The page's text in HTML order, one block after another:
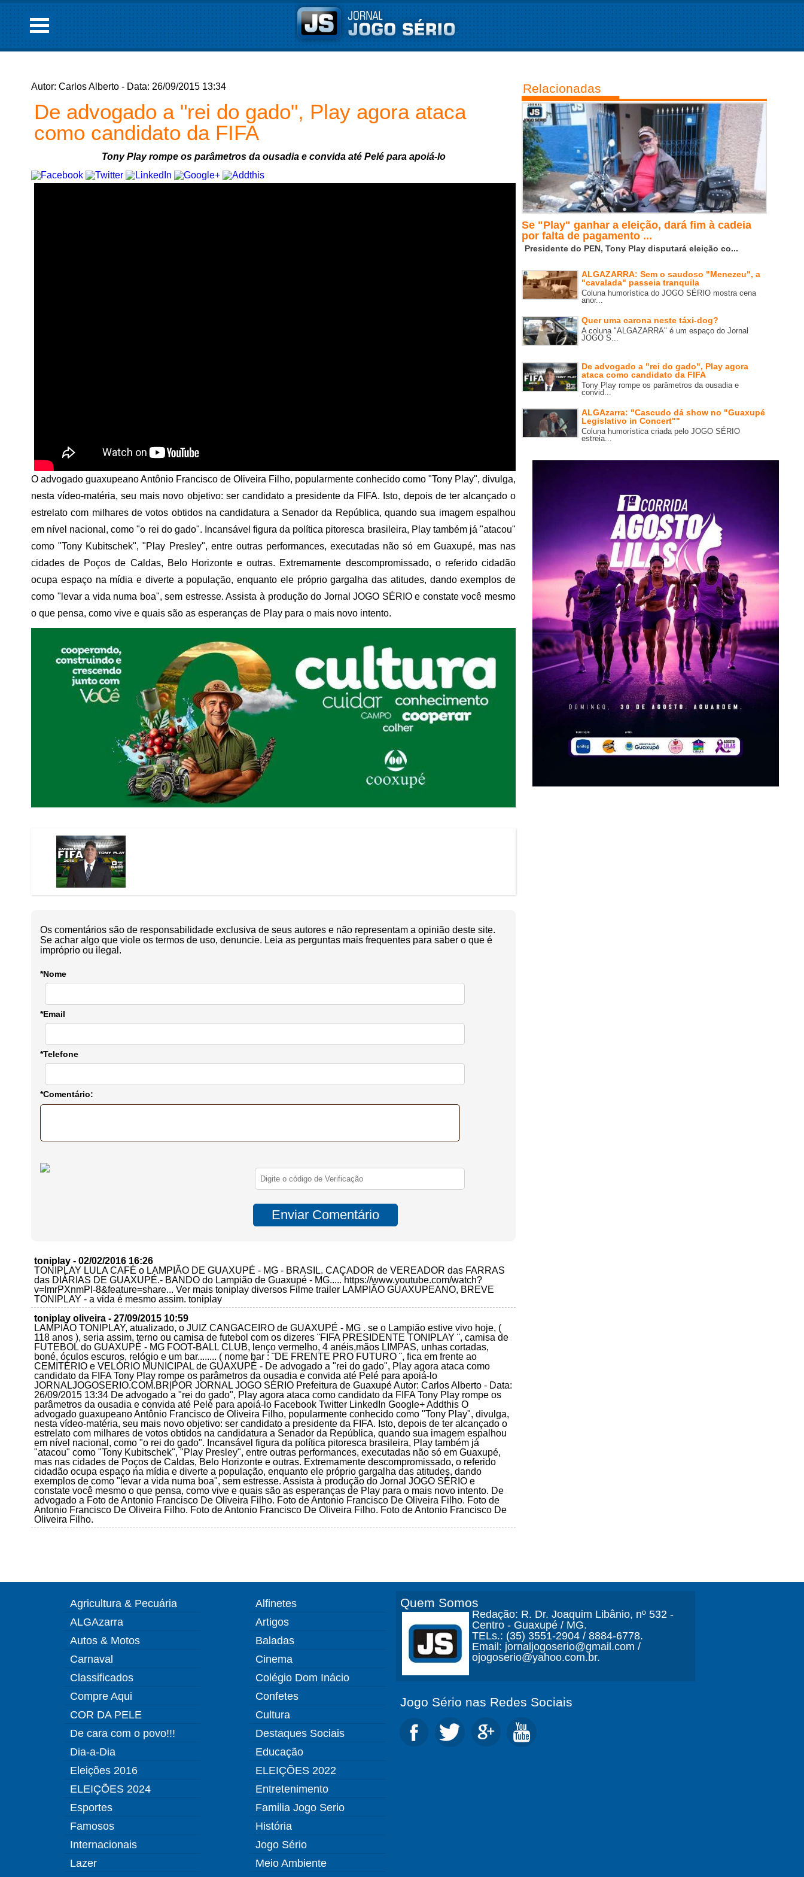
Autor: Carlos Alberto - Data: 26/09/2015 13:34
De advogado a "rei do gado", Play agora ataca
como candidato da FIFA
Tony Play rompe os parâmetros da ousadia e convida até Pelé para apoiá-lo
O advogado guaxupeano Antônio Francisco de Oliveira Filho, popularmente conhecido como "Tony Play", divulga,
nesta vídeo-matéria, seu mais novo objetivo: ser candidato a presidente da FIFA. Isto, depois de ter alcançado o
estrelato com milhares de votos obtidos na candidatura a Senador da República, quando sua imagem espalhou
em nível nacional, como "o rei do gado". Incansável figura da política pitoresca brasileira, Play também já "atacou"
como "Tony Kubitschek", "Play Presley", entre outras performances, executadas não só em Guaxupé, mas nas
cidades de Poços de Caldas, Belo Horizonte e outras. Extremamente descompromissado, o referido cidadão
ocupa espaço na mídia e diverte a população, enquanto ele próprio gargalha das atitudes, dando exemplos de
como "levar a vida numa boa", sem estresse. Assista à produção do Jornal JOGO SÉRIO e constate você mesmo
o que pensa, como vive e quais são as esperanças de Play para o mais novo intento.
Os comentários são de responsabilidade exclusiva de seus autores e não representam a opinião deste site.
Se achar algo que viole os termos de uso, denuncie. Leia as perguntas mais frequentes para saber o que é
impróprio ou ilegal.
*Nome
*Email
*Telefone
*Comentário:
toniplay - 02/02/2016 16:26
TONIPLAY LULA CAFÉ o LAMPIÃO DE GUAXUPÉ - MG - BRASIL. CAÇADOR de VEREADOR das FARRAS
das DIÁRIAS DE GUAXUPÉ.- BANDO do Lampião de Guaxupé - MG..... https://www.youtube.com/watch?
v=ImrPXnmPl-8&feature=share... Ver mais toniplay diversos Filme trailer LAMPIÃO GUAXUPEANO, BREVE
TONIPLAY - a vida é mesmo assim. toniplay
toniplay oliveira - 27/09/2015 10:59
LAMPIÃO TONIPLAY, atualizado, o JUIZ CANGACEIRO de GUAXUPÉ - MG . se o Lampião estive vivo hoje, (
118 anos ), seria assim, terno ou camisa de futebol com os dizeres ¨FIFA PRESIDENTE TONIPLAY ¨, camisa de
FUTEBOL do GUAXUPÉ - MG FOOT-BALL CLUB, lenço vermelho, 4 anéis,mãos LIMPAS, unhas cortadas,
boné, óculos escuros, relógio e um bar........ ( nome bar : ¨DE FRENTE PRO FUTURO ¨, fica em frente ao
CEMITÉRIO e VELÓRIO MUNICIPAL de GUAXUPÉ - De advogado a "rei do gado", Play agora ataca como
candidato da FIFA Tony Play rompe os parâmetros da ousadia e convida até Pelé para apoiá-lo
JORNALJOGOSERIO.COM.BR|POR JORNAL JOGO SÉRIO Prefeitura de Guaxupé Autor: Carlos Alberto - Data:
26/09/2015 13:34 De advogado a "rei do gado", Play agora ataca como candidato da FIFA Tony Play rompe os
parâmetros da ousadia e convida até Pelé para apoiá-lo Facebook Twitter LinkedIn Google+ Addthis O
advogado guaxupeano Antônio Francisco de Oliveira Filho, popularmente conhecido como "Tony Play", divulga,
nesta vídeo-matéria, seu mais novo objetivo: ser candidato a presidente da FIFA. Isto, depois de ter alcançado o
estrelato com milhares de votos obtidos na candidatura a Senador da República, quando sua imagem espalhou
em nível nacional, como "o rei do gado". Incansável figura da política pitoresca brasileira, Play também já
"atacou" como "Tony Kubitschek", "Play Presley", entre outras performances, executadas não só em Guaxupé,
mas nas cidades de Poços de Caldas, Belo Horizonte e outras. Extremamente descompromissado, o referido
cidadão ocupa espaço na mídia e diverte a população, enquanto ele próprio gargalha das atitudes, dando
exemplos de como "levar a vida numa boa", sem estresse. Assista à produção do Jornal JOGO SÉRIO e
constate você mesmo o que pensa, como vive e quais são as esperanças de Play para o mais novo intento. De
advogado a Foto de Antonio Francisco De Oliveira Filho. Foto de Antonio Francisco De Oliveira Filho. Foto de
Antonio Francisco De Oliveira Filho. Foto de Antonio Francisco De Oliveira Filho. Foto de Antonio Francisco De
Oliveira Filho.
Relacionadas
Se "Play" ganhar a eleição, dará fim à cadeia
por falta de pagamento ...
Presidente do PEN, Tony Play disputará eleição co...
ALGAZARRA: Sem o saudoso "Menezeu", a
"cavalada" passeia tranquila
Coluna humorística do JOGO SÉRIO mostra cena
anor...
Quer uma carona neste táxi-dog?
A coluna "ALGAZARRA" é um espaço do Jornal
JOGO S...
De advogado a "rei do gado", Play agora
ataca como candidato da FIFA
Tony Play rompe os parâmetros da ousadia e
convid...
ALGAzarra: "Cascudo dá show no "Guaxupé
Legislativo in Concert""
Coluna humorística criada pelo JOGO SÉRIO
estreia...
Agricultura & Pecuária
ALGAzarra
Autos & Motos
Carnaval
Classificados
Compre Aqui
COR DA PELE
De cara com o povo!!!
Dia-a-Dia
Eleições 2016
ELEIÇÕES 2024
Esportes
Famosos
Internacionais
Lazer
Alfinetes
Artigos
Baladas
Cinema
Colégio Dom Inácio
Confetes
Cultura
Destaques Sociais
Educação
ELEIÇÕES 2022
Entretenimento
Familia Jogo Serio
História
Jogo Sério
Meio Ambiente
Quem Somos
Redação: R. Dr. Joaquim Libânio, nº 532 -
Centro - Guaxupé / MG.
TELs.: (35) 3551-2904 / 8884-6778.
Email: jornaljogoserio@gmail.com /
ojogoserio@yahoo.com.br.
Jogo Sério nas Redes Sociais